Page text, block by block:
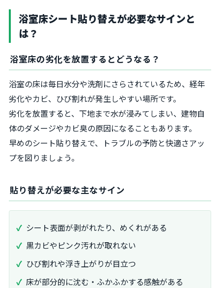
浴室床シート貼り替えが必要なサインと
は？
浴室床の劣化を放置するとどうなる？
浴室の床は毎日水分や洗剤にさらされているため、経年
劣化やカビ、ひび割れが発生しやすい場所です。
劣化を放置すると、下地まで水が浸みてしまい、建物自
体のダメージやカビ臭の原因になることもあります。
早めのシート貼り替えで、トラブルの予防と快適さアッ
プを図りましょう。
貼り替えが必要な主なサイン
シート表面が剥がれたり、めくれがある
黒カビやピンク汚れが取れない
ひび割れや浮き上がりが目立つ
床が部分的に沈む・ふかふかする感触がある